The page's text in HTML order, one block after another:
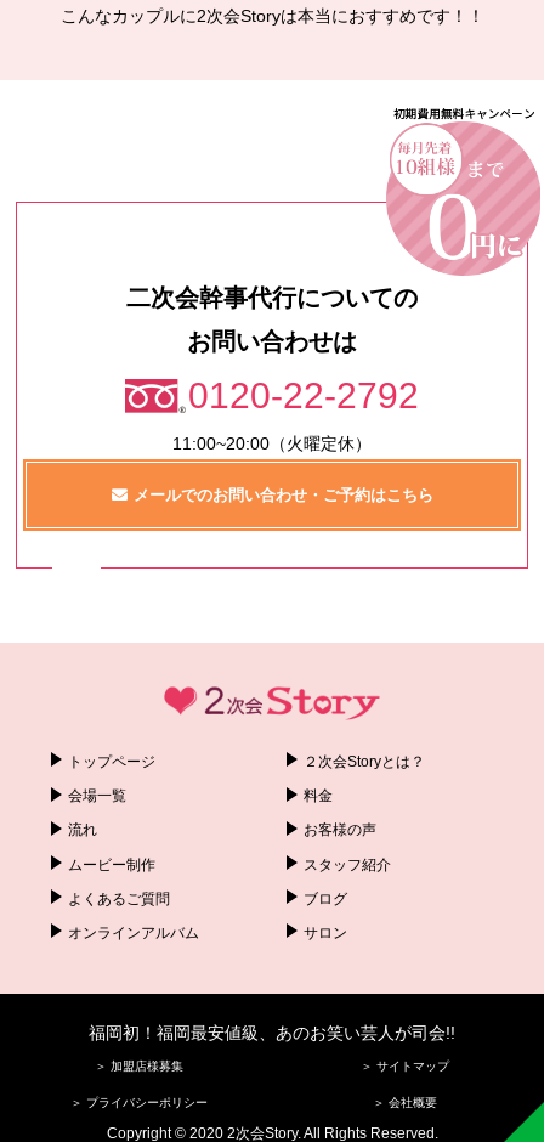
こんなカップルに2次会Storyは本当におすすめです！！
二次会幹事代行についての
お問い合わせは
0120-22-2792
11:00~20:00（火曜定休）
メールでのお問い合わせ・ご予約はこちら
トップページ ２次会Storyとは？
会場一覧 料金
流れ お客様の声
ムービー制作 スタッフ紹介
よくあるご質問 ブログ
オンラインアルバム サロン
福岡初！福岡最安値級、あのお笑い芸人が司会!!
＞ 加盟店様募集 ＞ サイトマップ
＞ プライバシーポリシー ＞ 会社概要
Copyright © 2020 2次会Story. All Rights Reserved.